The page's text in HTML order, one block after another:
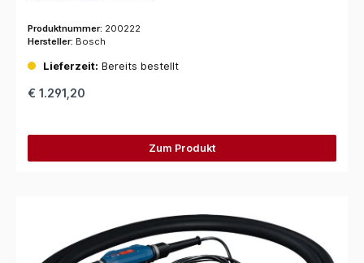
Produktnummer: 200222
Hersteller: Bosch
Lieferzeit: Bereits bestellt
€ 1.291,20
Zum Produkt